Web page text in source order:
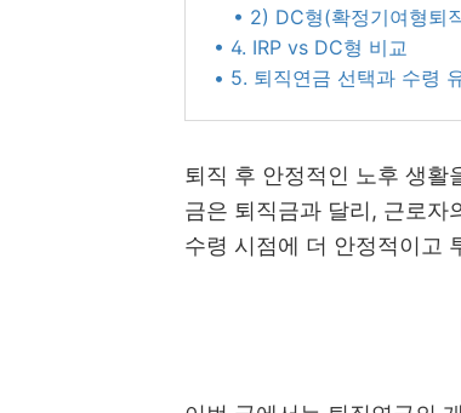
• 2) DC형(확정기여형퇴
• 4. IRP vs DC형 비교
• 5. 퇴직연금 선택과 수령
퇴직 후 안정적인 노후 생활
금은 퇴직금과 달리, 근로자
수령 시점에 더 안정적이고